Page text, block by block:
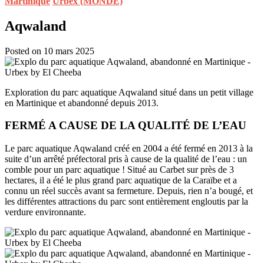
Aqwaland
Posted on 10 mars 2025
Exploration du parc aquatique Aqwaland situé dans un petit village
en Martinique et abandonné depuis 2013.
FERMÉ A CAUSE DE LA QUALITÉ DE L’EAU
Le parc aquatique Aqwaland créé en 2004 a été fermé en 2013 à la
suite d’un arrêté préfectoral pris à cause de la qualité de l’eau : un
comble pour un parc aquatique ! Situé au Carbet sur près de 3
hectares, il a été le plus grand parc aquatique de la Caraïbe et a
connu un réel succès avant sa fermeture. Depuis, rien n’a bougé, et
les différentes attractions du parc sont entièrement engloutis par la
verdure environnante.